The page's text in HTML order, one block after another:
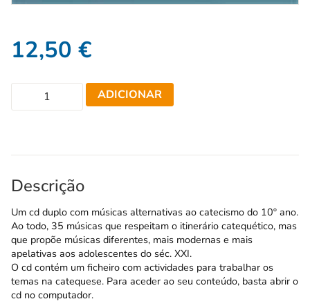
12,50 €
ADICIONAR
Descrição
Um cd duplo com músicas alternativas ao catecismo do 10º ano.
Ao todo, 35 músicas que respeitam o itinerário catequético, mas
que propõe músicas diferentes, mais modernas e mais
apelativas aos adolescentes do séc. XXI.
O cd contém um ficheiro com actividades para trabalhar os
temas na catequese. Para aceder ao seu conteúdo, basta abrir o
cd no computador.